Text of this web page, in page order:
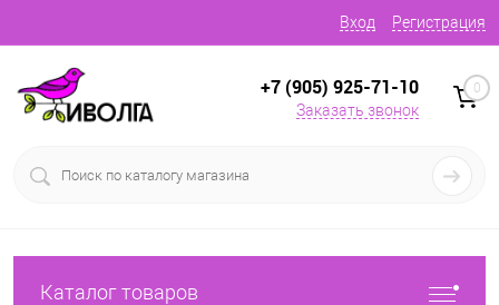
Вход Регистрация
+7 (905) 925-71-10
Заказать звонок
0
Каталог товаров